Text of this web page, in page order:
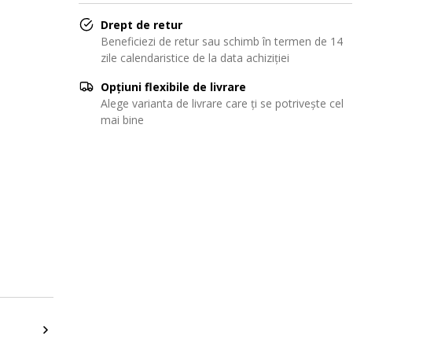
Drept de retur
Beneficiezi de retur sau schimb în termen de 14
zile calendaristice de la data achiziției
Opțiuni flexibile de livrare
Alege varianta de livrare care ți se potrivește cel
mai bine